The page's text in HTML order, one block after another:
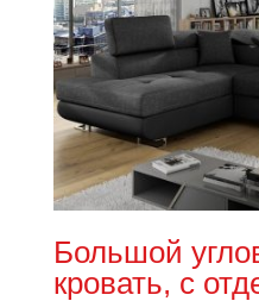
Большой
кровать, с